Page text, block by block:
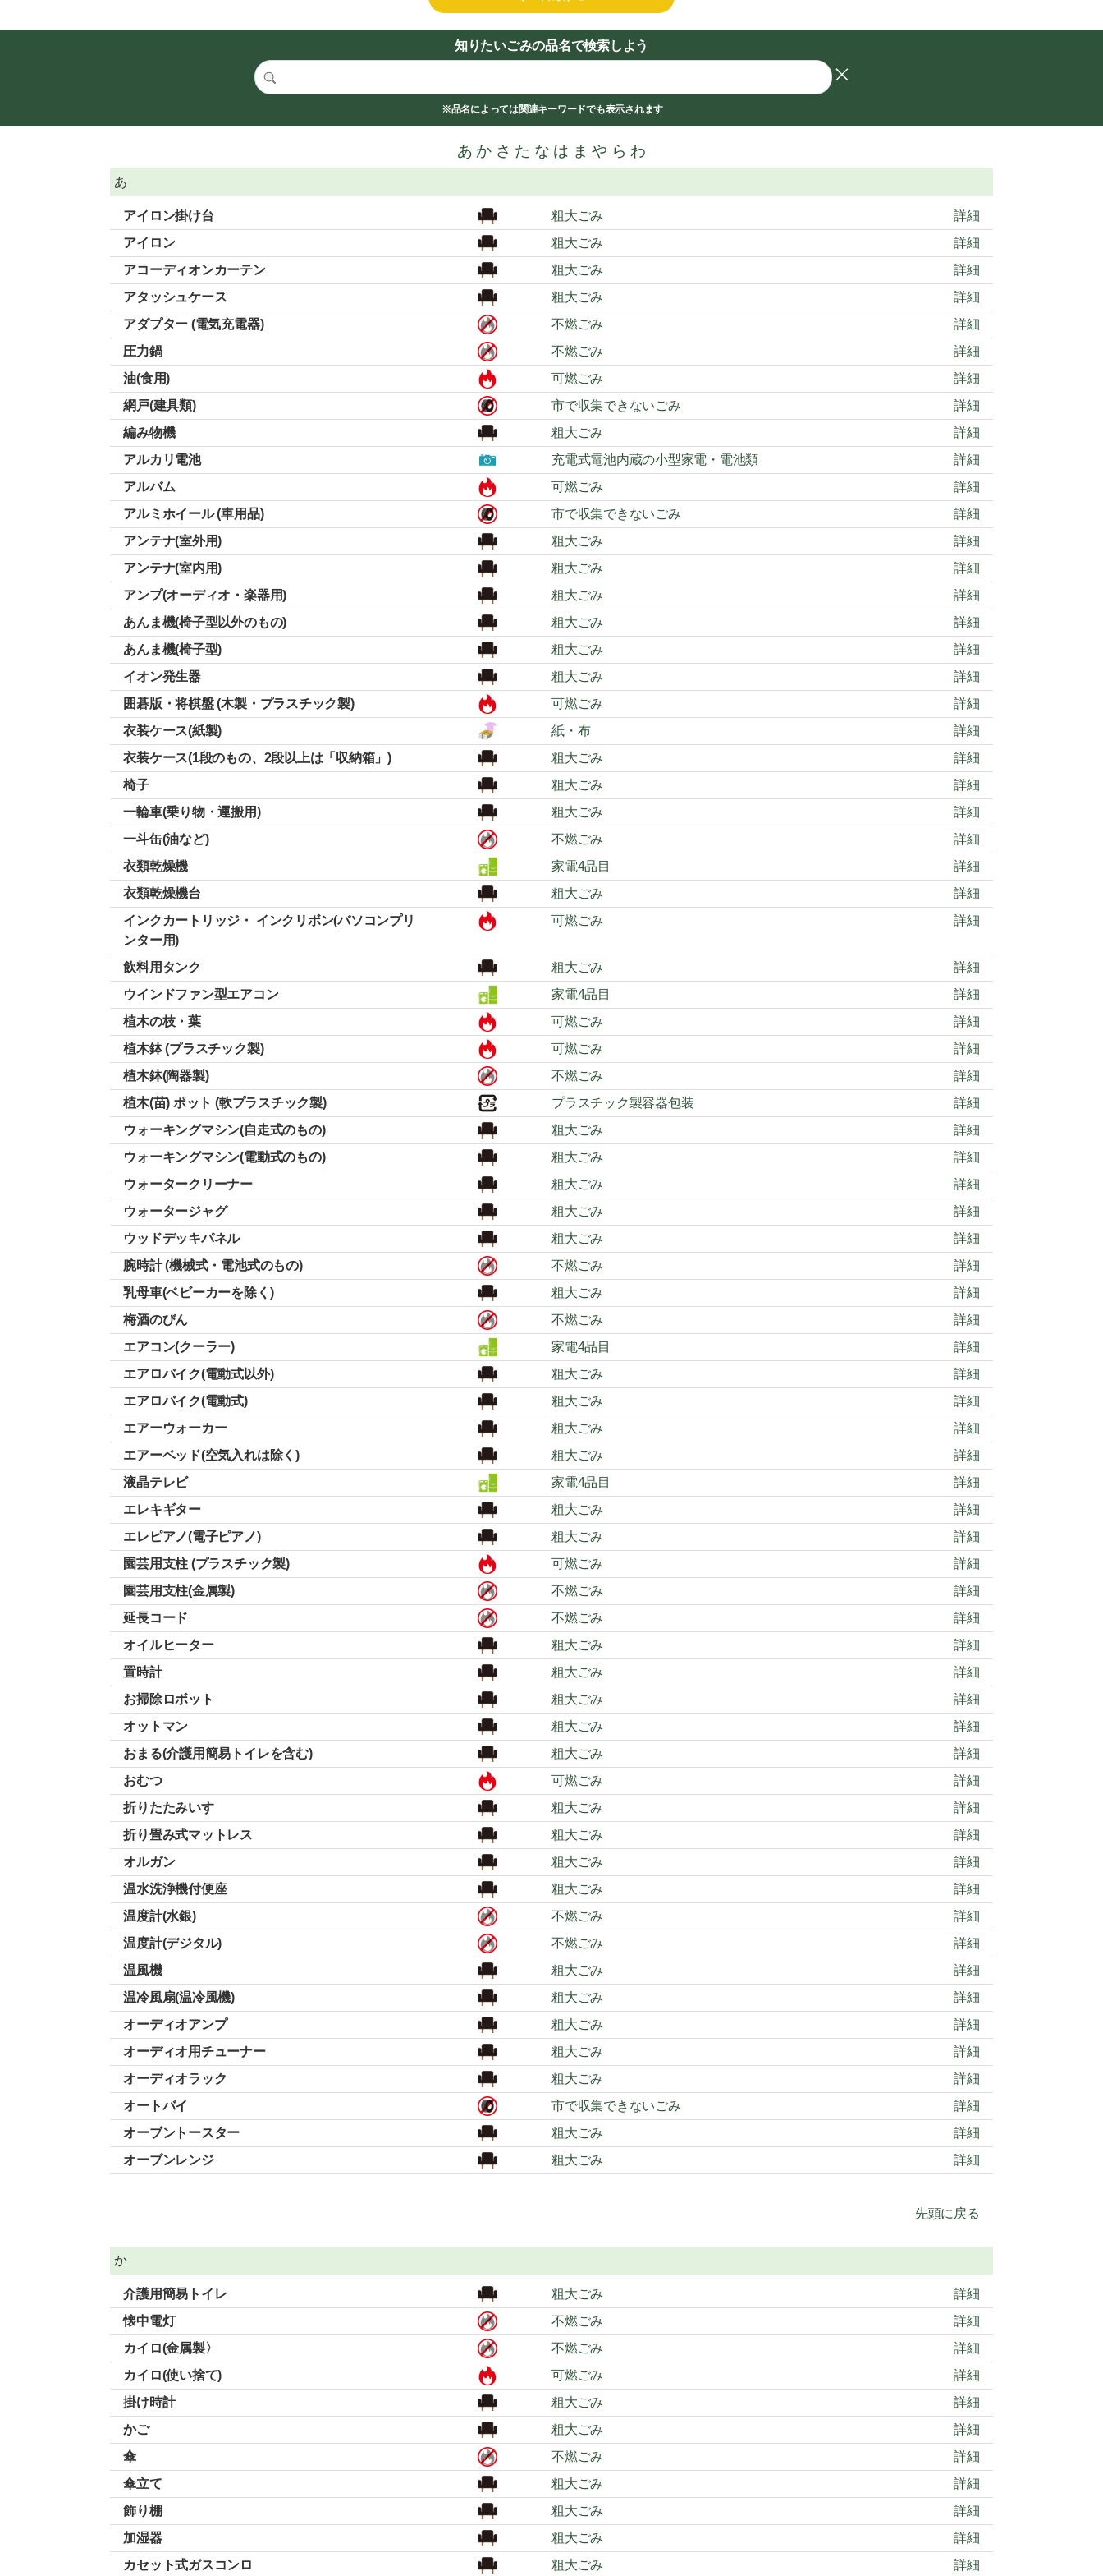
知りたいごみの品名で検索しよう
※品名によっては関連キーワードでも表示されます
あ か さ た な は ま や ら わ
あ
アイロン掛け台 粗大ごみ
詳細
アイロン
粗大ごみ
詳細
アコーディオンカーテン
粗大ごみ
詳細
アタッシュケース
粗大ごみ
詳細
アダプター (電気充電器)
不燃ごみ
詳細
圧力鍋
不燃ごみ
詳細
油(食用)
可燃ごみ
詳細
網戸(建具類)
市で収集できないごみ
詳細
編み物機
粗大ごみ
詳細
アルカリ電池
充電式電池内蔵の小型家電・電池類
詳細
アルバム
可燃ごみ
詳細
アルミホイール (車用品)
市で収集できないごみ
詳細
アンテナ(室外用)
粗大ごみ
詳細
アンテナ(室内用)
粗大ごみ
詳細
アンプ(オーディオ・楽器用)
粗大ごみ
詳細
あんま機(椅子型以外のもの)
粗大ごみ
詳細
あんま機(椅子型)
粗大ごみ
詳細
イオン発生器
粗大ごみ
詳細
囲碁版・将棋盤 (木製・プラスチック製)
可燃ごみ
詳細
衣装ケース(紙製)
紙・布
詳細
衣装ケース(1段のもの、2段以上は「収納箱」)
粗大ごみ
詳細
椅子
粗大ごみ
詳細
一輪車(乗り物・運搬用)
粗大ごみ
詳細
一斗缶(油など)
不燃ごみ
詳細
衣類乾燥機
家電4品目
詳細
衣類乾燥機台
粗大ごみ
詳細
インクカートリッジ・ インクリボン(バソコンプリ
ンター用)
可燃ごみ 詳細
飲料用タンク 粗大ごみ
詳細
ウインドファン型エアコン
家電4品目
詳細
植木の枝・葉
可燃ごみ
詳細
植木鉢 (プラスチック製)
可燃ごみ
詳細
植木鉢(陶器製)
不燃ごみ
詳細
植木(苗) ポット (軟プラスチック製)
プラスチック製容器包装
詳細
ウォーキングマシン(自走式のもの)
粗大ごみ
詳細
ウォーキングマシン(電動式のもの)
粗大ごみ
詳細
ウォータークリーナー
粗大ごみ
詳細
ウォータージャグ
粗大ごみ
詳細
ウッドデッキパネル
粗大ごみ
詳細
腕時計 (機械式・電池式のもの)
不燃ごみ
詳細
乳母車(ベビーカーを除く)
粗大ごみ
詳細
梅酒のびん
不燃ごみ
詳細
エアコン(クーラー)
家電4品目
詳細
エアロバイク(電動式以外)
粗大ごみ
詳細
エアロバイク(電動式)
粗大ごみ
詳細
エアーウォーカー
粗大ごみ
詳細
エアーベッド(空気入れは除く)
粗大ごみ
詳細
液晶テレビ
家電4品目
詳細
エレキギター
粗大ごみ
詳細
エレピアノ(電子ピアノ)
粗大ごみ
詳細
園芸用支柱 (プラスチック製)
可燃ごみ
詳細
園芸用支柱(金属製)
不燃ごみ
詳細
延長コード
不燃ごみ
詳細
オイルヒーター
粗大ごみ
詳細
置時計
粗大ごみ
詳細
お掃除ロボット
粗大ごみ
詳細
オットマン
粗大ごみ
詳細
おまる(介護用簡易トイレを含む)
粗大ごみ
詳細
おむつ
可燃ごみ
詳細
折りたたみいす
粗大ごみ
詳細
折り畳み式マットレス
粗大ごみ
詳細
オルガン
粗大ごみ
詳細
温水洗浄機付便座
粗大ごみ
詳細
温度計(水銀)
不燃ごみ
詳細
温度計(デジタル)
不燃ごみ
詳細
温風機
粗大ごみ
詳細
温冷風扇(温冷風機)
粗大ごみ
詳細
オーディオアンプ
粗大ごみ
詳細
オーディオ用チューナー
粗大ごみ
詳細
オーディオラック
粗大ごみ
詳細
オートバイ
市で収集できないごみ
詳細
オーブントースター
粗大ごみ
詳細
オーブンレンジ
粗大ごみ 詳細
先頭に戻る
か
介護用簡易トイレ 粗大ごみ
詳細
懐中電灯
不燃ごみ
詳細
カイロ(金属製〉
不燃ごみ
詳細
カイロ(使い捨て)
可燃ごみ
詳細
掛け時計
粗大ごみ
詳細
かご
粗大ごみ
詳細
傘
不燃ごみ
詳細
傘立て
粗大ごみ
詳細
飾り棚
粗大ごみ
詳細
加湿器
粗大ごみ
詳細
カセット式ガスコンロ
粗大ごみ 詳細